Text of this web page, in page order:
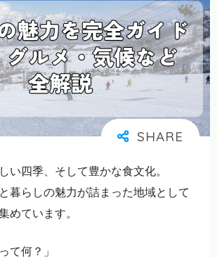
い四季、そして豊かな食文化。
暮らしの魅力が詰まった地域として
めています。
て何？」